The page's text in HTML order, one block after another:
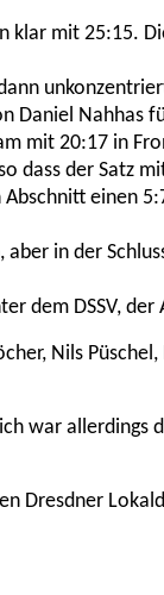
mit 25:15.
Daniel Nahhas
mit 20:17 in
dass der Satz
einen
in der
dem DSSV,
Nils
war allerdings
Dresdner